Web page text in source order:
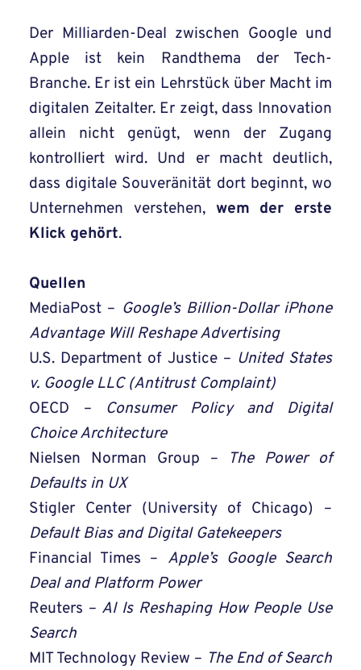
Der Milliarden-Deal zwischen Google und
Apple ist kein Randthema der Tech-
Branche. Er ist ein Lehrstück über Macht im
digitalen Zeitalter. Er zeigt, dass Innovation
allein nicht genügt, wenn der Zugang
kontrolliert wird. Und er macht deutlich,
dass digitale Souveränität dort beginnt, wo
Unternehmen verstehen, wem der erste
Klick gehört.
Quellen
MediaPost – Google’s Billion-Dollar iPhone
Advantage Will Reshape Advertising
U.S. Department of Justice – United States
v. Google LLC (Antitrust Complaint)
OECD – Consumer Policy and Digital
Choice Architecture
Nielsen Norman Group –
The Power of
Defaults in UX
Stigler Center (University of Chicago) –
Default Bias and Digital Gatekeepers
Financial Times – Apple’s Google Search
Deal and Platform Power
Reuters – AI Is Reshaping How People Use
Search
MIT Technology Review – The End of Search